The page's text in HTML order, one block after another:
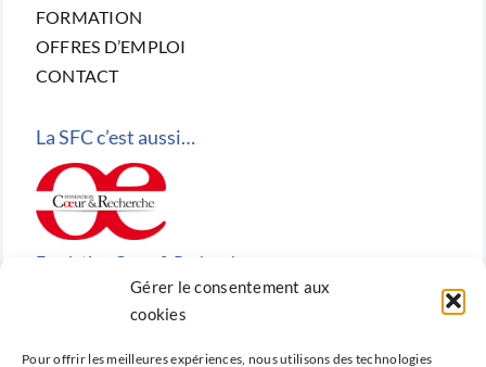
Gérer le consentement aux
cookies
Pour offrir les meilleures expériences, nous utilisons des technologies
FORMATION
OFFRES D’EMPLOI
CONTACT
La SFC c’est aussi…
Fondation Cœur & Recherche
Reconnue d’utilité publique, la Fondation Cœur &
créée en 2010 par la SFC.